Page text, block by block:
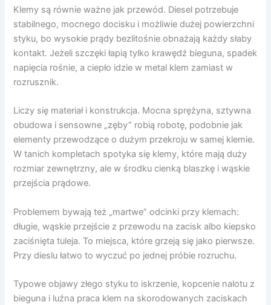
Klemy są równie ważne jak przewód. Diesel potrzebuje
stabilnego, mocnego docisku i możliwie dużej powierzchni
styku, bo wysokie prądy bezlitośnie obnażają każdy słaby
kontakt. Jeżeli szczęki łapią tylko krawędź bieguna, spadek
napięcia rośnie, a ciepło idzie w metal klem zamiast w
rozrusznik.
Liczy się materiał i konstrukcja. Mocna sprężyna, sztywna
obudowa i sensowne „zęby” robią robotę, podobnie jak
elementy przewodzące o dużym przekroju w samej klemie.
W tanich kompletach spotyka się klemy, które mają duży
rozmiar zewnętrzny, ale w środku cienką blaszkę i wąskie
przejścia prądowe.
Problemem bywają też „martwe” odcinki przy klemach:
długie, wąskie przejście z przewodu na zacisk albo kiepsko
zaciśnięta tuleja. To miejsca, które grzeją się jako pierwsze.
Przy dieslu łatwo to wyczuć po jednej próbie rozruchu.
Typowe objawy złego styku to iskrzenie, kopcenie nalotu z
bieguna i luźna praca klem na skorodowanych zaciskach